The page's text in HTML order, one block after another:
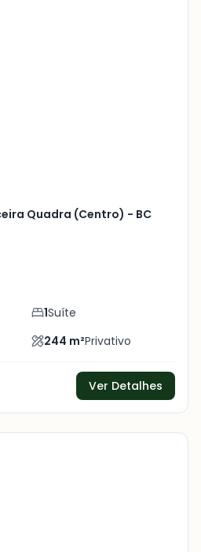
Quadra (Centro) - BC
1Suíte
244 m²Privativo
Ver Detalhes